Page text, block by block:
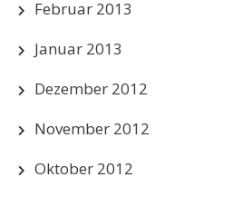
Februar 2013
Januar 2013
Dezember 2012
November 2012
Oktober 2012